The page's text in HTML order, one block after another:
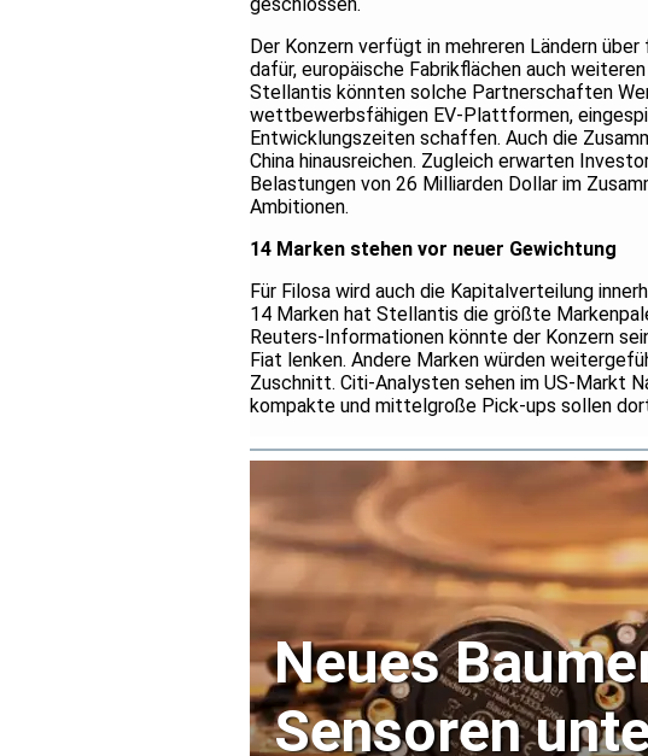
geschlossen.
Der Konzern verfügt in mehreren Ländern
dafür, europäische Fabrikflächen auch
Stellantis könnten solche Partnerschaften
wettbewerbsfähigen EV-Plattformen,
Entwicklungszeiten schaffen. Auch die
China hinausreichen. Zugleich erwarten
Belastungen von 26 Milliarden Dollar im
Ambitionen.
14 Marken stehen vor neuer Gewichtung
Für Filosa wird auch die Kapitalverteilung
14 Marken hat Stellantis die größte
Reuters-Informationen könnte der Konzern
Fiat lenken. Andere Marken würden
Zuschnitt. Citi-Analysten sehen im US-Markt
kompakte und mittelgroße Pick-ups sollen
Neues
Sensoren